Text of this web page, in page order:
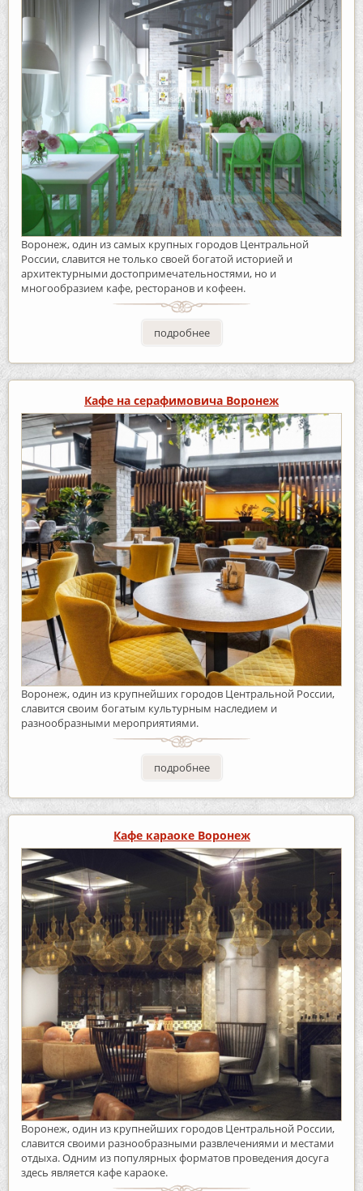
Воронеж, один из самых крупных городов Центральной
России, славится не только своей богатой историей и
архитектурными достопримечательностями, но и
многообразием кафе, ресторанов и кофеен.
подробнее
Кафе на серафимовича Воронеж
Воронеж, один из крупнейших городов Центральной России,
славится своим богатым культурным наследием и
разнообразными мероприятиями.
подробнее
Кафе караоке Воронеж
Воронеж, один из крупнейших городов Центральной России,
славится своими разнообразными развлечениями и местами
отдыха. Одним из популярных форматов проведения досуга
здесь является кафе караоке.